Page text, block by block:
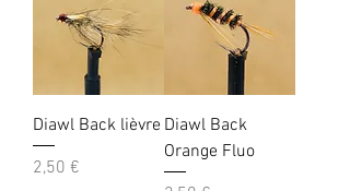
Diawl Back lièvre
Prix
2,50 €
Diawl Back
Orange Fluo